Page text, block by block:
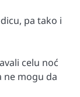
pa tako i
celu noć
ne mogu da